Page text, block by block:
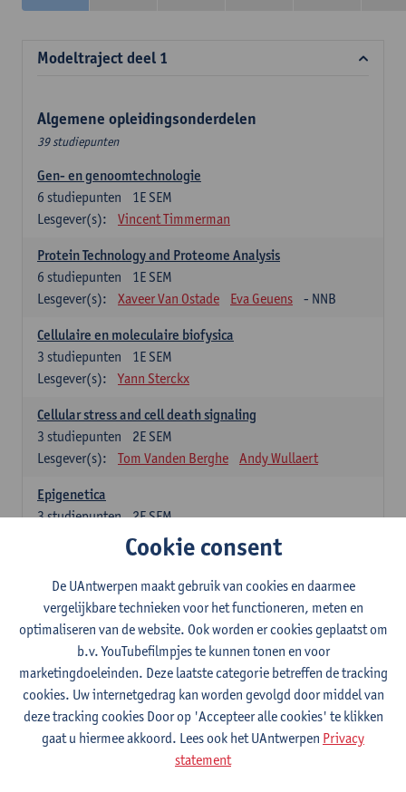
Modeltraject deel 1
Algemene opleidingsonderdelen
39 studiepunten
Gen- en genoomtechnologie
1E SEM
6 studiepunten
Lesgever(s):
Vincent Timmerman
Protein Technology and Proteome Analysis
1E SEM
6 studiepunten
Lesgever(s):
Xaveer Van Ostade Eva Geuens - NNB
Cellulaire en moleculaire biofysica
1E SEM
3 studiepunten
Lesgever(s):
Yann Sterckx
Cellular stress and cell death signaling
2E SEM
3 studiepunten
Lesgever(s):
Tom Vanden Berghe Andy Wullaert
Epigenetica
2E SEM
3studiepunten
Wim Vanden Berghe
2E SEM
studiepunten
Lesgever(s):
Erik Fransen Kris Laukens
Laboratory Animal Science (core module)
2E SEM
6studiepunten
Lesgever(s):
Chris Van Ginneken Debby Van Dam
Bio-ethics
Cookie consent
De UAntwerpen maakt gebruik van cookies en daarmee
vergelijkbare technieken voor het functioneren, meten en
optimaliseren van de website. Ook worden er cookies geplaatst om
b.v. YouTubefilmpjes te kunnen tonen en voor
marketingdoeleinden. Deze laatste categorie betreffen de tracking
cookies. Uw internetgedrag kan worden gevolgd door middel van
deze tracking cookies Door op 'Accepteer alle cookies' te klikken
gaat u hiermee akkoord. Lees ook het UAntwerpen Privacy
statement